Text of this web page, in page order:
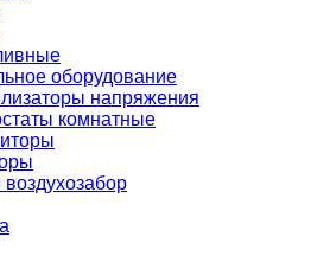
оборудование
напряжения
комнатные